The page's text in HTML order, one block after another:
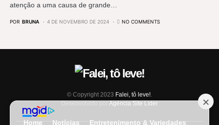
atenção a uma causa de grande…
POR BRUNA 4 DE NOVEMBRO DE 2024 NO COMMENTS
© Copyright 2023 Falei, tô leve!
Desenvolvido porAgência Site Líder
Home Notícias Entretenimento & Variedades